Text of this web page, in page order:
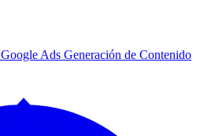
Google Ads Generación de Contenido